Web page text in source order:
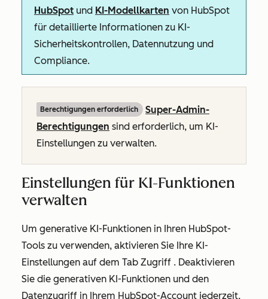
HubSpot und KI-Modellkarten von HubSpot
für detaillierte Informationen zu KI-
Sicherheitskontrollen, Datennutzung und
Compliance.
Berechtigungen erforderlich
Super-Admin-
Berechtigungen sind erforderlich, um KI-
Einstellungen zu verwalten.
Einstellungen für KI-Funktionen
verwalten
Um generative KI-Funktionen in Ihren HubSpot-
Tools zu verwenden, aktivieren Sie Ihre KI-
Einstellungen auf dem Tab Zugriff . Deaktivieren
Sie die generativen KI-Funktionen und den
Datenzugriff in Ihrem HubSpot-Account jederzeit,